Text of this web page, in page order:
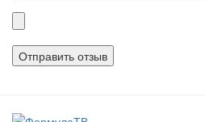
Прикрепленные
файлы